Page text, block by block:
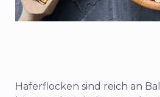
Haferflocken sind reich an